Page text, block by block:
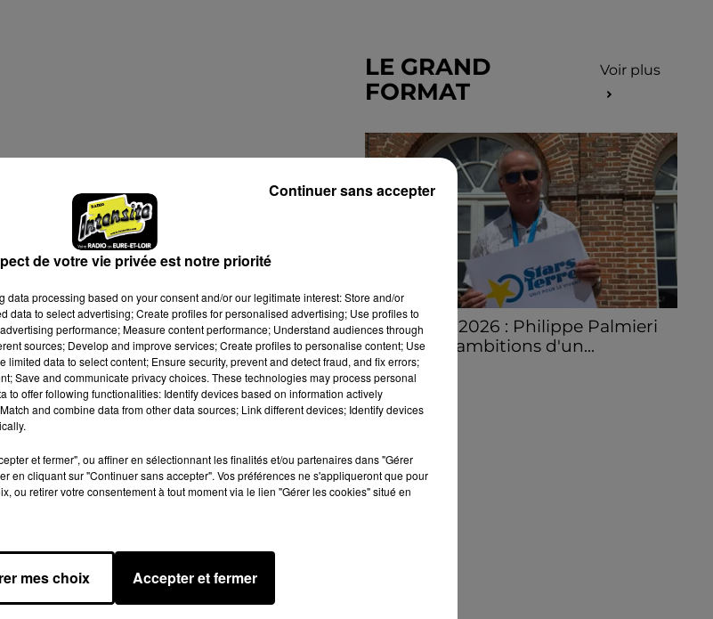
LE GRAND
FORMAT
Voir plus
Stars'Terre 2026 : Philippe Palmieri
dévoile les ambitions d'un...
À quelques semaines de la première
édition de Stars'Terre, organisée du 18 au 20
septembre 2026 au Château de Courtalain,
de votre vie privée est notre priorité
data processing based on your consent and/or our legitimate interest: Store and/or
data to select advertising; Create profiles for personalised advertising; Use profiles to
performance; Measure content performance; Understand audiences through
sources; Develop and improve services; Create profiles to personalise content; Use
limited data to select content; Ensure security, prevent and detect fraud, and fix errors;
Save and communicate privacy choices. These technologies may process personal
to offer following functionalities: Identify devices based on information actively
and combine data from other data sources; Link different devices; Identify devices
et fermer", ou affiner en sélectionnant les finalités et/ou partenaires dans "Gérer
en cliquant sur "Continuer sans accepter". Vos préférences ne s'appliqueront que pour
ou retirer votre consentement à tout moment via le lien "Gérer les cookies" situé en
mes choix Accepter et fermer
Continuer sans accepter